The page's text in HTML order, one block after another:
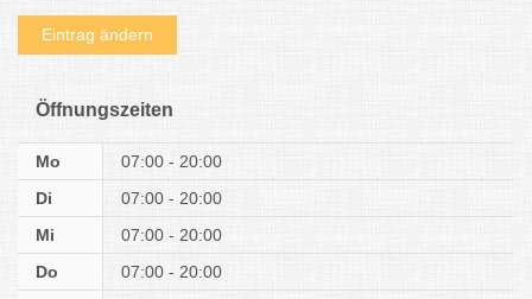
Eintrag ändern
Öffnungszeiten
Mo
07:00 - 20:00
Di
07:00 - 20:00
Mi
07:00 - 20:00
Do
07:00 - 20:00